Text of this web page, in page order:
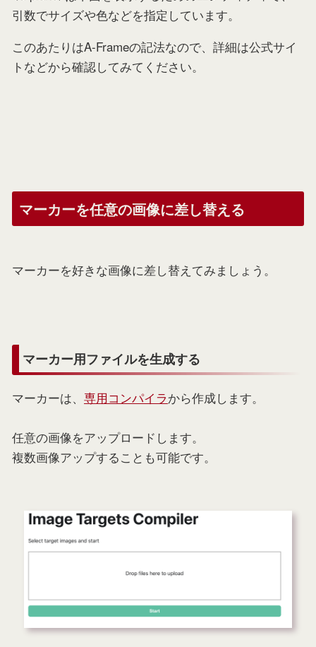
引数でサイズや色などを指定しています。
このあたりはA-Frameの記法なので、詳細は公式サイ
トなどから確認してみてください。
マーカーを任意の画像に差し替える
マーカーを好きな画像に差し替えてみましょう。
マーカー用ファイルを生成する
マーカーは、 専用コンパイラから作成します。
任意の画像をアップロードします。
複数画像アップすることも可能です。